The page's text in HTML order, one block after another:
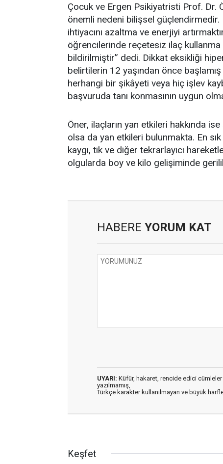
Çocuk ve Ergen Psikiyatristi Prof. Dr.
önemli nedeni bilişsel güçlendirmedir.
ihtiyacını azaltma ve enerjiyi
öğrencilerinde reçetesiz ilaç kullanma
bildirilmiştir” dedi. Dikkat eksikliği
belirtilerin 12 yaşından önce
herhangi bir şikâyeti veya hiç işlev
başvuruda tanı konmasının uygun
Öner, ilaçların yan etkileri hakkında
olsa da yan etkileri bulunmakta. En
kaygı, tik ve diğer tekrarlayıcı
olgularda boy ve kilo gelişiminde
HABERE YORUM KAT
UYARI: Küfür, hakaret, rencide edici cümleler
yazılmamış,
Türkçe karakter kullanılmayan ve büyük
Keşfet